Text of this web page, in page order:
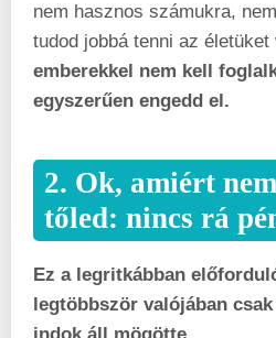
nem hasznos számukra,
tudod jobbá tenni az életüket
emberekkel nem kell
egyszerűen engedd el.
2. Ok, amiért
tőled: nincs rá
Ez a legritkábban
legtöbbször valójában